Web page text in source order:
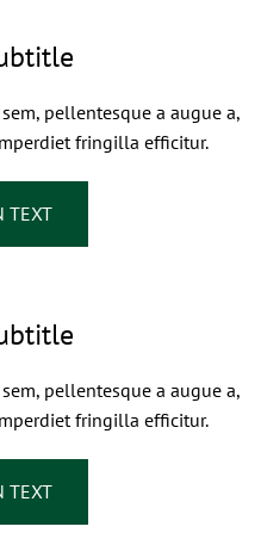
pellentesque a augue a,
fringilla efficitur.
TEXT
pellentesque a augue a,
fringilla efficitur.
TEXT